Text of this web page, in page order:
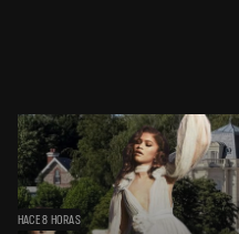
HACE 8 HORAS